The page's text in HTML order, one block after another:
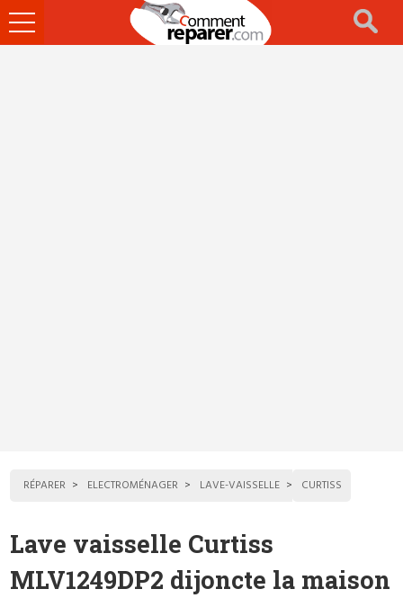
Ouvrir
le
RÉPARER ELECTROMÉNAGER LAVE-VAISSELLE CURTISS
Lave vaisselle Curtiss
MLV1249DP2 dijoncte la maison